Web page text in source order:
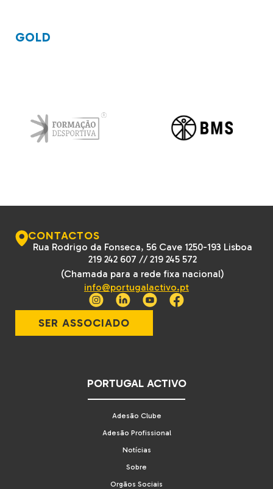
GOLD
CONTACTOS
Rua Rodrigo da Fonseca, 56 Cave 1250-193 Lisboa
219 242 607 //219 245 572
(Chamada para a rede fixa nacional)
info@portugalactivo.pt
SER ASSOCIADO
PORTUGAL ACTIVO
Adesão Clube
Adesão Profissional
Notícias
Sobre
Orgãos Sociais